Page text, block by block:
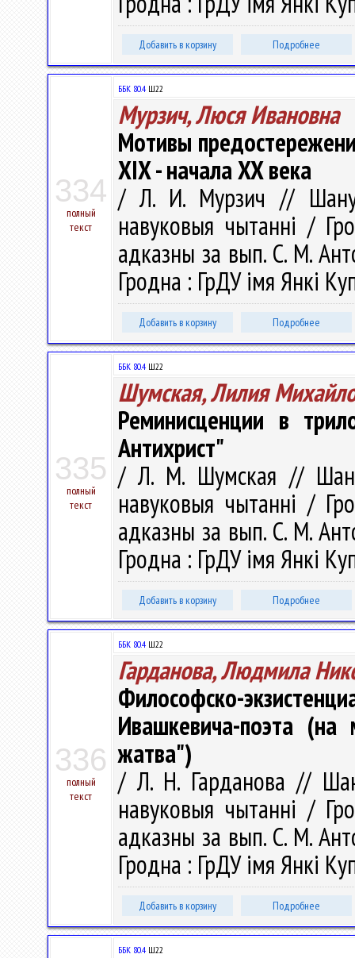
Добавить в корзину Подробнее
334
полный
текст
ББК 80.4 Ш22
Мурзич, Люся Ивановна
Мотивы
XIX - начала XX века
/ Л. И. Мурзич //
навуковыя чытаннi /
адказны за вып. С. М.
Гродна : ГрДУ імя Янкі
Добавить в корзину Подробнее
335
полный
текст
ББК 80.4 Ш22
Шумская, Лилия
Реминисценции в
Антихрист"
/ Л. М. Шумская //
навуковыя чытаннi /
адказны за вып. С. М.
Гродна : ГрДУ імя Янкі
Добавить в корзину Подробнее
336
полный
текст
ББК 80.4 Ш22
Гарданова, Людмила
Философско-
Ивашкевича-поэта (на
жатва")
/ Л. Н. Гарданова //
навуковыя чытаннi /
адказны за вып. С. М.
Гродна : ГрДУ імя Янкі
Добавить в корзину Подробнее
ББК 80.4 Ш22